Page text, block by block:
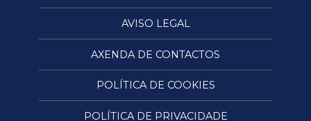
AVISO LEGAL
AXENDA DE CONTACTOS
POLÍTICA DE COOKIES
POLÍTICA DE PRIVACIDADE